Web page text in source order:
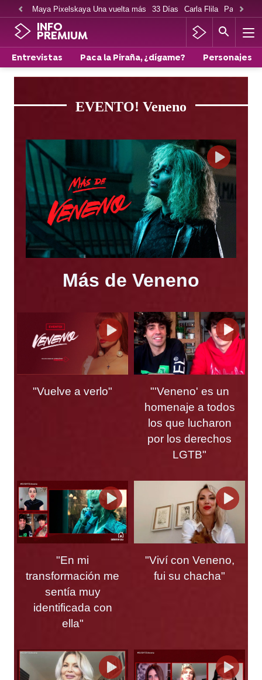
Maya Pixelskaya Una vuelta más 33 Días Carla Flila Paco
INFO
PREMIUM
Entrevistas Paca la Piraña, ¿dígame? Personajes
EVENTO! Veneno
Más de Veneno
"Vuelve a verlo"
"'Veneno' es un
homenaje a todos
los que lucharon
por los derechos
LGTB"
"En mi
transformación me
sentía muy
identificada con
ella"
"Viví con Veneno,
fui su chacha"